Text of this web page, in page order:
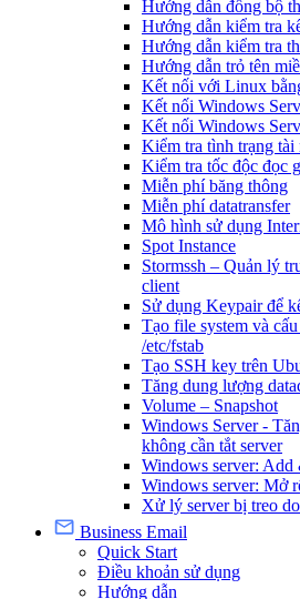
Hướng dẫn đồng bộ
Hướng dẫn kiểm tra
Hướng dẫn kiểm tra
Hướng dẫn trỏ tên
Kết nối với Linux
Kết nối Windows
Kết nối Windows
Kiểm tra tình trạng
Kiểm tra tốc độc đọc
Miễn phí băng thông
Miễn phí datatransfer
Mô hình sử dụng
Spot Instance
Stormssh – Quản lý
client
Sử dụng Keypair để
Tạo file system và
/etc/fstab
Tạo SSH key trên
Tăng dung lượng
Volume – Snapshot
Windows Server -
không cần tắt server
Windows server:
Windows server: Mở
Xử lý server bị treo
Business Email
Quick Start
Điều khoản sử dụng
Hướng dẫn